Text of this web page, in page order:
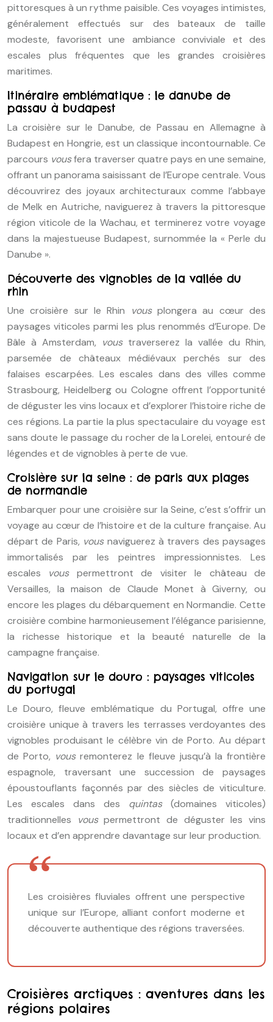
pittoresques à un rythme paisible. Ces voyages intimistes,
généralement effectués sur des bateaux de taille
modeste, favorisent une ambiance conviviale et des
escales plus fréquentes que les grandes croisières
maritimes.
Itinéraire emblématique : le danube de
passau à budapest
La croisière sur le Danube, de Passau en Allemagne à
Budapest en Hongrie, est un classique incontournable. Ce
parcours vousfera traverser quatre pays en une semaine,
offrant un panorama saisissant de l’Europe centrale. Vous
découvrirez des joyaux architecturaux comme l’abbaye
de Melk en Autriche, naviguerez à travers la pittoresque
région viticole de la Wachau, et terminerez votre voyage
dans la majestueuse Budapest, surnommée la « Perle du
Danube ».
Découverte des vignobles de la vallée du
rhin
Une croisière sur le Rhin vousplongera au cœur des
paysages viticoles parmi les plus renommés d’Europe. De
Bâle à Amsterdam, vous traverserez la vallée du Rhin,
parsemée de châteaux médiévaux perchés sur des
falaises escarpées. Les escales dans des villes comme
Strasbourg, Heidelberg ou Cologne offrent l’opportunité
de déguster les vins locaux et d’explorer l’histoire riche de
ces régions. La partie la plus spectaculaire du voyage est
sans doute le passage du rocher de la Lorelei, entouré de
légendes et de vignobles à perte de vue.
Croisière sur la seine : de paris aux plages
de normandie
Embarquer pour une croisière sur la Seine, c’est s’offrir un
voyage au cœur de l’histoire et de la culture française. Au
départ de Paris, vous naviguerez à travers des paysages
immortalisés par les peintres impressionnistes. Les
escales vous permettront de visiter le château de
Versailles, la maison de Claude Monet à Giverny, ou
encore les plages du débarquement en Normandie. Cette
croisière combine harmonieusement l’élégance parisienne,
la richesse historique et la beauté naturelle de la
campagne française.
Navigation sur le douro : paysages viticoles
du portugal
Le Douro, fleuve emblématique du Portugal, offre une
croisière unique à travers les terrasses verdoyantes des
vignobles produisant le célèbre vin de Porto. Au départ
de Porto, vousremonterez le fleuve jusqu’à la frontière
espagnole, traversant une succession de paysages
époustouflants façonnés par des siècles de viticulture.
Les escales dans des quintas (domaines viticoles)
traditionnelles
vouspermettront de déguster les vins
locaux et d’en apprendre davantage sur leur production.
Les croisières fluviales offrent une perspective
unique sur l’Europe, alliant confort moderne et
découverte authentique des régions traversées.
Croisières arctiques : aventures dans les
régions polaires